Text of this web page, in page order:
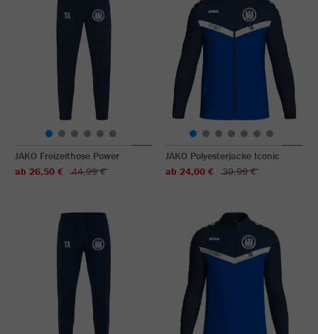
JAKO Freizeithose Power
ab 26,50 €
44,99 €
JAKO Polyesterjacke Iconic
ab 24,00 €
39,99 €